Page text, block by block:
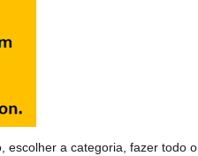
escolher a categoria, fazer todo o